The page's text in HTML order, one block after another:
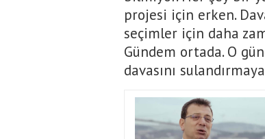
projesi için erken.
seçimler için daha
Gündem ortada. O
davasını